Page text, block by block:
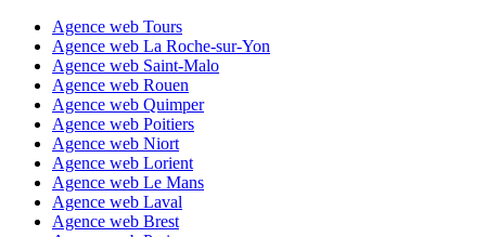
Agence web Tours
Agence web La Roche-sur-Yon
Agence web Saint-Malo
Agence web Rouen
Agence web Quimper
Agence web Poitiers
Agence web Niort
Agence web Lorient
Agence web Le Mans
Agence web Laval
Agence web Brest